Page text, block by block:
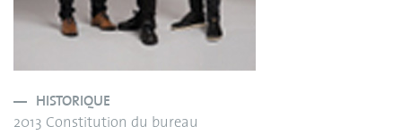
HISTORIQUE
2013 Constitution du bureau